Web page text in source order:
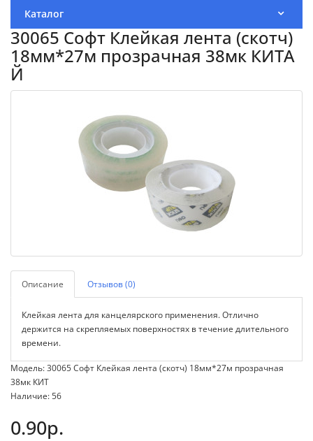
Каталог
30065 Софт Клейкая лента (скотч)
18мм*27м прозрачная 38мк КИТА
Й
Описание Отзывов (0)
Клейкая лента для канцелярского применения. Отлично
держится на скрепляемых поверхностях в течение длительного
времени.
Модель: 30065 Софт Клейкая лента (скотч) 18мм*27м прозрачная
38мк КИТ
Наличие: 56
0.90р.